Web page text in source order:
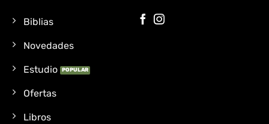
Biblias
Novedades
Estudio
Ofertas
Libros